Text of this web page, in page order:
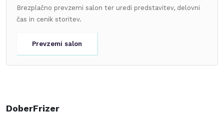
Brezplačno prevzemi salon ter uredi predstavitev, delovni
čas in cenik storitev.
Prevzemi salon
DoberFrizer